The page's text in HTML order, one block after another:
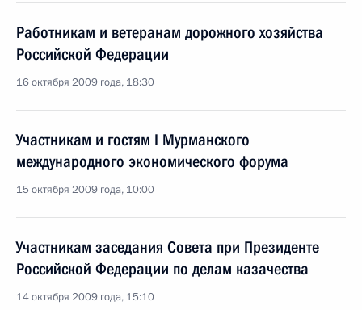
Работникам и ветеранам дорожного хозяйства
Российской Федерации
16 октября 2009 года, 18:30
Участникам и гостям I Мурманского
международного экономического форума
15 октября 2009 года, 10:00
Участникам заседания Совета при Президенте
Российской Федерации по делам казачества
14 октября 2009 года, 15:10